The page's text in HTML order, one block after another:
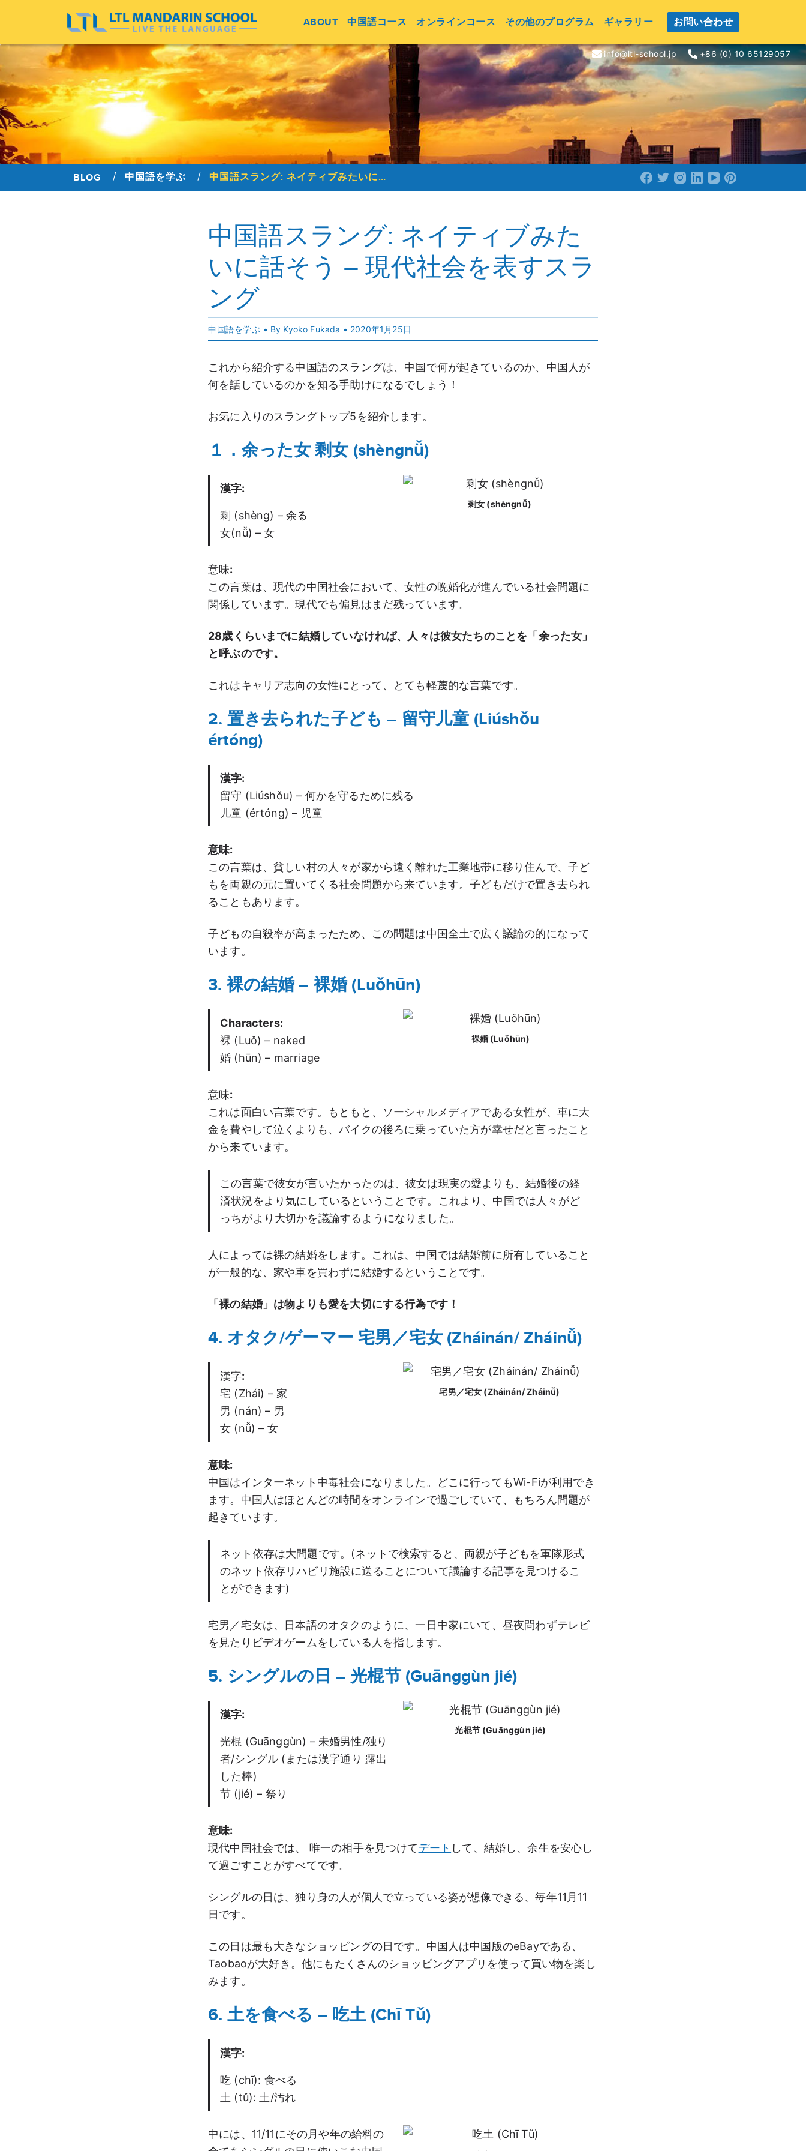
ABOUT 中国語コース オンラインコース その他のプログラム ギャラリー お問い合わせ
info@ltl-school.jp +86 (0) 10 65129057
BLOG 中国語を学ぶ 中国語スラング: ネイティブみたいに話そう - 現代社会を表すスラング
中国語スラング: ネイティブみた
いに話そう – 現代社会を表すスラ
ング
中国語を学ぶ • By Kyoko Fukada • 2020年1月25日
これから紹介する中国語のスラングは、中国で何が起きているのか、中国人が
何を話しているのかを知る手助けになるでしょう！
お気に入りのスラングトップ5を紹介します。
１．余った女 剩女 (shèngnǚ)
剩女 (shèngnǚ)
漢字:
剩 (shèng) – 余る
女(nǚ) – 女
意味:
この言葉は、現代の中国社会において、女性の晩婚化が進んでいる社会問題に
関係しています。現代でも偏見はまだ残っています。
28歳くらいまでに結婚していなければ、人々は彼女たちのことを「余った女」
と呼ぶのです。
これはキャリア志向の女性にとって、とても軽蔑的な言葉です。
2. 置き去られた子ども – 留守儿童 (Liúshǒu
értóng)
漢字:
留守 (Liúshǒu) – 何かを守るために残る
儿童 (értóng) – 児童
意味:
この言葉は、貧しい村の人々が家から遠く離れた工業地帯に移り住んで、子ど
もを両親の元に置いてくる社会問題から来ています。子どもだけで置き去られ
ることもあります。
子どもの自殺率が高まったため、この問題は中国全土で広く議論の的になって
います。
3. 裸の結婚 – 裸婚 (Luǒhūn)
裸婚 (Luǒhūn)
Characters:
裸 (Luǒ) – naked
婚 (hūn) – marriage
意味:
これは面白い言葉です。もともと、ソーシャルメディアである女性が、車に大
金を費やして泣くよりも、バイクの後ろに乗っていた方が幸せだと言ったこと
から来ています。
この言葉で彼女が言いたかったのは、彼女は現実の愛よりも、結婚後の経
済状況をより気にしているということです。これより、中国では人々がど
っちがより大切かを議論するようになりました。
人によっては裸の結婚をします。これは、中国では結婚前に所有していること
が一般的な、家や車を買わずに結婚するということです。
「裸の結婚」は物よりも愛を大切にする行為です！
4. オタク/ゲーマー 宅男／宅女 (Zháinán/ Zháinǚ)
宅男／宅女 (Zháinán/ Zháinǚ)
漢字:
宅 (Zhái) – 家
男 (nán) – 男
女 (nǚ) – 女
意味:
中国はインターネット中毒社会になりました。どこに行ってもWi-Fiが利用でき
ます。中国人はほとんどの時間をオンラインで過ごしていて、もちろん問題が
起きています。
ネット依存は大問題です。(ネットで検索すると、両親が子どもを軍隊形式
のネット依存リハビリ施設に送ることについて議論する記事を見つけるこ
とができます)
宅男／宅女は、日本語のオタクのように、一日中家にいて、昼夜問わずテレビ
を見たりビデオゲームをしている人を指します。
5. シングルの日 – 光棍节 (Guānggùn jié)
光棍节 (Guānggùn jié)
漢字:
光棍 (Guānggùn) – 未婚男性/独り
者/シングル (または漢字通り 露出
した棒)
节 (jié) – 祭り
意味:
現代中国社会では、 唯一の相手を見つけてデート して、結婚し、余生を安心し
て過ごすことがすべてです。
シングルの日は、独り身の人が個人で立っている姿が想像できる、毎年11月11
日です。
この日は最も大きなショッピングの日です。中国人は中国版のeBayである、
Taobaoが大好き。他にもたくさんのショッピングアプリを使って買い物を楽し
みます。
6. 土を食べる – 吃土 (Chī Tǔ)
漢字:
吃 (chī): 食べる
土 (tǔ): 土/汚れ
中には、11/11にその月や年の給料の